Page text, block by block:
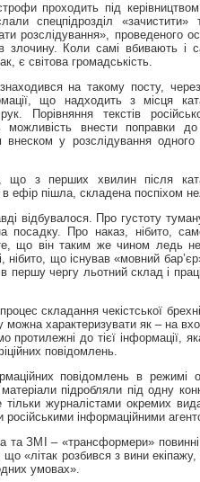
проходить під
спецпідрозділ
розслідування», проведеного
злочину. Коли самі вбивають і
є світова громадськість.
на такому посту,
що надходить з місця
Порівняння текстів
внести поправки до
у розслідування одного
що з перших хвилин після
в ефір пішла, складена поспіхом
відбувалося. Про густоту
посадку. Про наказ, нібито,
що він таким же чином ледь не
нібито, що існував «мовний
першу чергу льотний склад і
складання чекістської
можна характеризувати як – на
протилежні до тієї інформації,
повідомлень.
повідомлень в режимі
підробляли під одну
тільки журналістами окремих
інформаційними
та ЗМІ – «трансформери»
що «літак розбився з вини
умовах».